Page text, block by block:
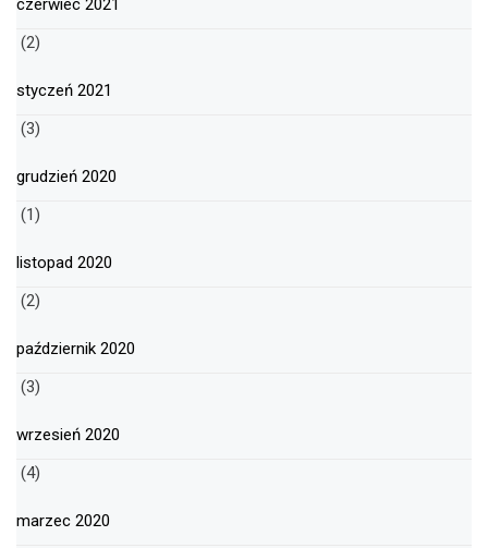
czerwiec 2021
(2)
styczeń 2021
(3)
grudzień 2020
(1)
listopad 2020
(2)
październik 2020
(3)
wrzesień 2020
(4)
marzec 2020